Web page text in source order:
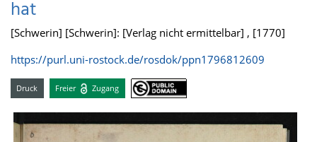
hat
[Schwerin] [Schwerin]: [Verlag nicht ermittelbar] , [1770]
https://purl.uni-rostock.de/rosdok/ppn1796812609
Druck Freier Zugang